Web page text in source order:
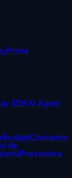
Prime
SDKAI Agent
ÎnvățațiConvertor
de
Prezentare